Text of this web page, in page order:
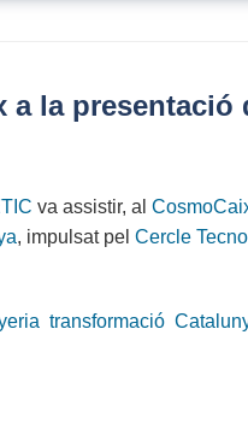
a la
va assistir, al
, impulsat pel Cercle
transformació